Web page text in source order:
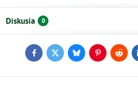
Diskusia 0
FacebookTwitterBlueskyPinterestReddit